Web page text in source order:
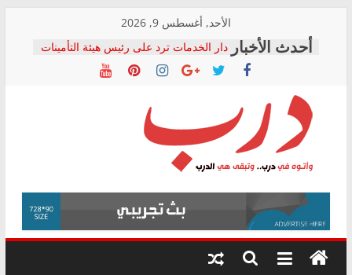
content
الأحد, أغسطس 9, 2026
دار الخدمات ترد على رئيس هيئة التأمينات
بعد مؤتمره الصحفي: إنكار الأزمة لا ينهي
معاناة أصحاب المعاشات.. ونطالب بكشف
فرحات سليمان يكتب: القطاع الصحي إلى
أين؟
حزب التحالف الشعبي يطلق لجنة “الحق
في الصحة” بالإسكندرية لرصد الانتهاكات
ودعم المرضى
الوزاري لمدينة الصحفيين.. وانتهاء أعمال
إنشاء المبنى الإداري
المجلس القومي لحقوق الإنسان يعلن
متابعة قضية الدكتور محمد زهران.. ويؤكد:
قرينة البراءة وضمانات المحاكمة العادلة
درب
وأتوه
درب..
وتبقى
هي